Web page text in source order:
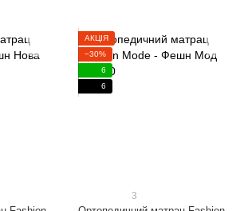
АКЦІЯ
−30%
6
6
3